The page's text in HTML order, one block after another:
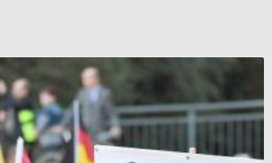
ميركل
انتخابات
ألمانيا
: